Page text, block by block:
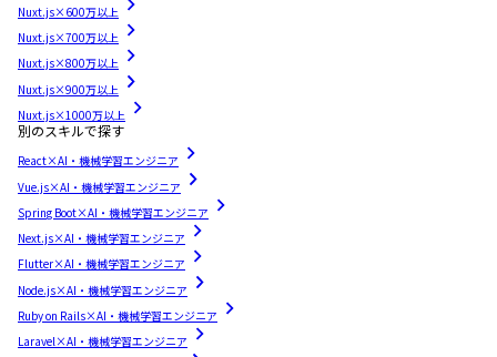
Nuxt.js×600万以上
Nuxt.js×700万以上
Nuxt.js×800万以上
Nuxt.js×900万以上
Nuxt.js×1000万以上
別のスキルで探す
React×AI・機械学習エンジニア
Vue.js×AI・機械学習エンジニア
Spring Boot×AI・機械学習エンジニア
Next.js×AI・機械学習エンジニア
Flutter×AI・機械学習エンジニア
Node.js×AI・機械学習エンジニア
Ruby on Rails×AI・機械学習エンジニア
Laravel×AI・機械学習エンジニア